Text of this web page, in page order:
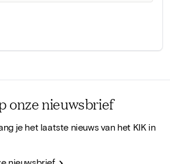
onze nieuwsbrief
je het laatste nieuws van het KIK in